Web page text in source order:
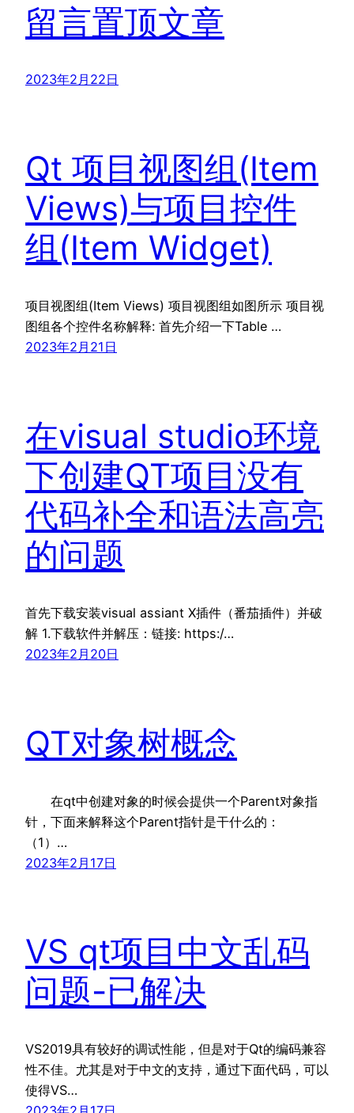
留言置顶文章
2023年2月22日
Qt 项目视图组(Item
Views)与项目控件
组(Item Widget)
项目视图组(Item Views) 项目视图组如图所示 项目视
图组各个控件名称解释: 首先介绍一下Table …
2023年2月21日
在visual studio环境
下创建QT项目没有
代码补全和语法高亮
的问题
首先下载安装visual assiant X插件（番茄插件）并破
解 1.下载软件并解压：链接: https:/…
2023年2月20日
QT对象树概念
在qt中创建对象的时候会提供一个Parent对象指
针，下面来解释这个Parent指针是干什么的：
（1）…
2023年2月17日
VS qt项目中文乱码
问题-已解决
VS2019具有较好的调试性能，但是对于Qt的编码兼容
性不佳。尤其是对于中文的支持，通过下面代码，可以
使得VS…